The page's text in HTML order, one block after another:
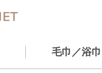
毛巾／浴巾